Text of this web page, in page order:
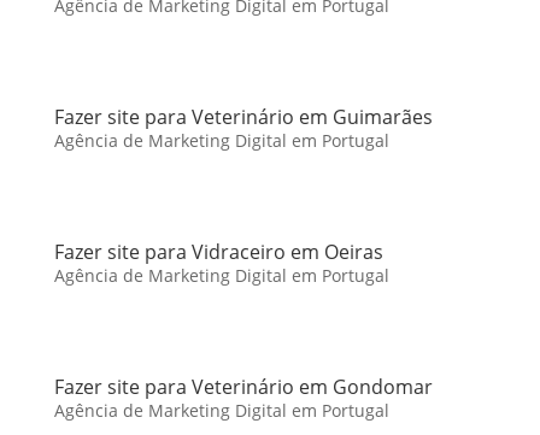
Agência de Marketing Digital em Portugal
Fazer site para Veterinário em Guimarães
Agência de Marketing Digital em Portugal
Fazer site para Vidraceiro em Oeiras
Agência de Marketing Digital em Portugal
Fazer site para Veterinário em Gondomar
Agência de Marketing Digital em Portugal